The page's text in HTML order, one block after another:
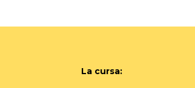
La cursa: